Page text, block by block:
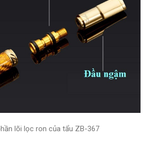
lõi lọc ron của tẩu ZB-367